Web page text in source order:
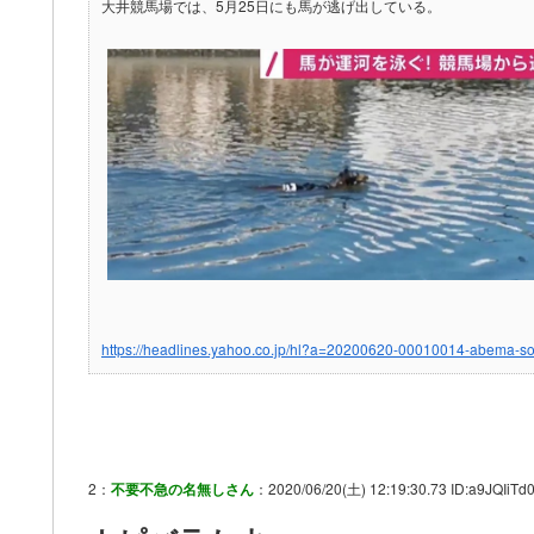
大井競馬場では、5月25日にも馬が逃げ出している。
https://headlines.yahoo.co.jp/hl?a=20200620-00010014-abema-
2： 不要不急の名無しさん ：2020/06/20(土) 12:19:30.73 ID:a9JQIiTd0